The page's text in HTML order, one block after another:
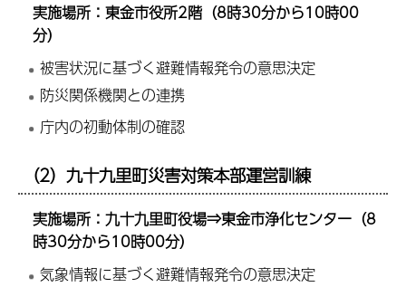
実施場所：東金市役所2階（8時30分から10時00
分）
被害状況に基づく避難情報発令の意思決定
防災関係機関との連携
庁内の初動体制の確認
（2）九十九里町災害対策本部運営訓練
実施場所：九十九里町役場⇒東金市浄化センター（8
時30分から10時00分）
気象情報に基づく避難情報発令の意思決定